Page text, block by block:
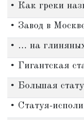
• Как греки
• Завод в
• ... на
• Гигантская
• Большая
• Статуя-